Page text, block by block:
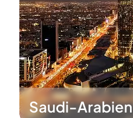
Saudi-Arabien